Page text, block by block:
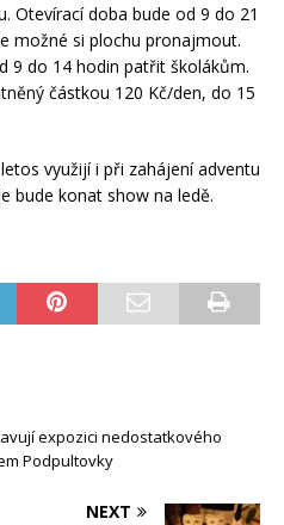
Otevírací doba bude od 9 do 21
možné si plochu pronajmout.
9 do 14 hodin patřit školákům.
částkou 120 Kč/den, do 15
využijí i při zahájení adventu
bude konat show na ledě.
expozici nedostatkového
Podpultovky
NEXT